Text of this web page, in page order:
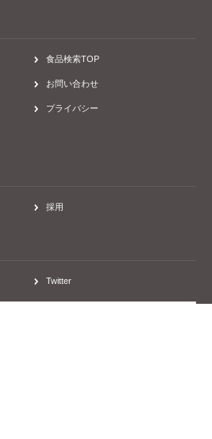
食品検索TOP
お問い合わせ
プライバシー
採用
Twitter